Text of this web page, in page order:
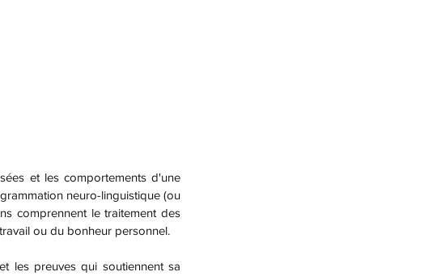
neuro-linguistique (ou
comprennent le traitement des
ou du bonheur personnel.